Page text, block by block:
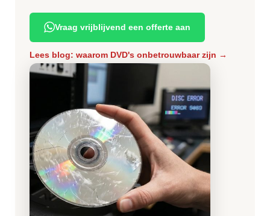
Vraag vrijblijvend een offerte aan
Lees blog: waarom DVD's onbetrouwbaar zijn →